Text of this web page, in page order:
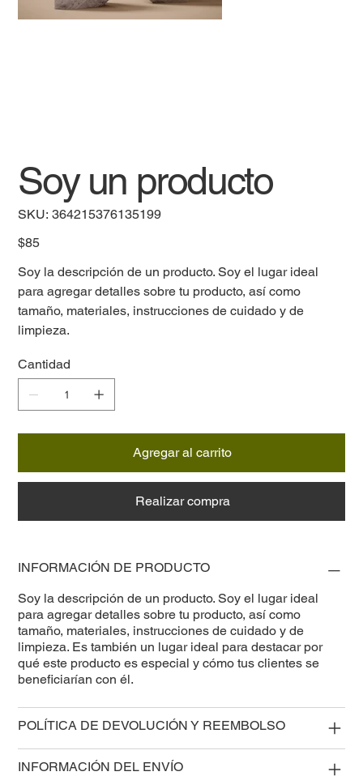
Soy un producto
SKU: SKU
364215376135199
364215376135199
Precio
$85
Soy la descripción de un producto. Soy el lugar ideal
para agregar detalles sobre tu producto, así como
tamaño, materiales, instrucciones de cuidado y de
limpieza.
Cantidad
Agregar al carrito
Realizar compra
INFORMACIÓN DE PRODUCTO
Soy la descripción de un producto. Soy el lugar ideal
para agregar detalles sobre tu producto, así como
tamaño, materiales, instrucciones de cuidado y de
limpieza. Es también un lugar ideal para destacar por
qué este producto es especial y cómo tus clientes se
beneficiarían con él.
POLÍTICA DE DEVOLUCIÓN Y REEMBOLSO
INFORMACIÓN DEL ENVÍO